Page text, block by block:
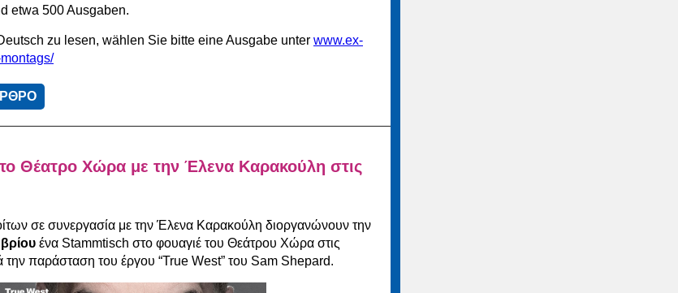
etwa 500 Ausgaben.
zu lesen, wählen Sie bitte eine Ausgabe unter www.ex-
Θέατρο Χώρα με την Έλενα Καρακούλη στις
σε συνεργασία με την Έλενα Καρακούλη διοργανώνουν την
ένα Stammtisch στο φουαγιέ του Θεάτρου Χώρα στις
παράσταση του έργου “True West” του Sam Shepard.